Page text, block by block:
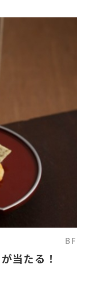
BF
が当たる！